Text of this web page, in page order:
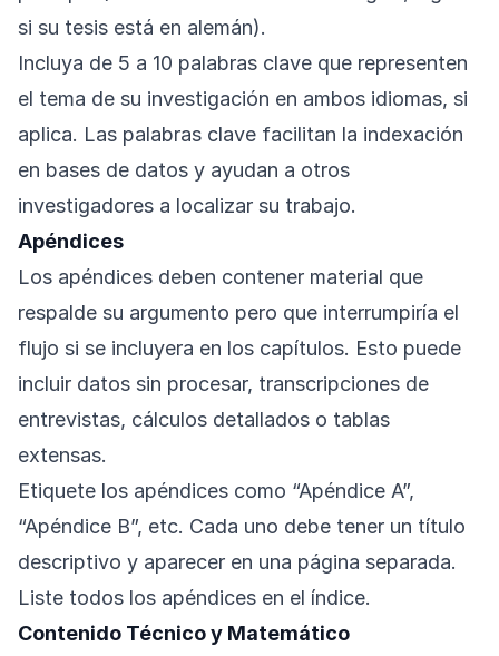
si su tesis está en alemán).
Incluya de 5 a 10 palabras clave que representen
el tema de su investigación en ambos idiomas, si
aplica. Las palabras clave facilitan la indexación
en bases de datos y ayudan a otros
investigadores a localizar su trabajo.
Apéndices
Los apéndices deben contener material que
respalde su argumento pero que interrumpiría el
flujo si se incluyera en los capítulos. Esto puede
incluir datos sin procesar, transcripciones de
entrevistas, cálculos detallados o tablas
extensas.
Etiquete los apéndices como “Apéndice A”,
“Apéndice B”, etc. Cada uno debe tener un título
descriptivo y aparecer en una página separada.
Liste todos los apéndices en el índice.
Contenido Técnico y Matemático